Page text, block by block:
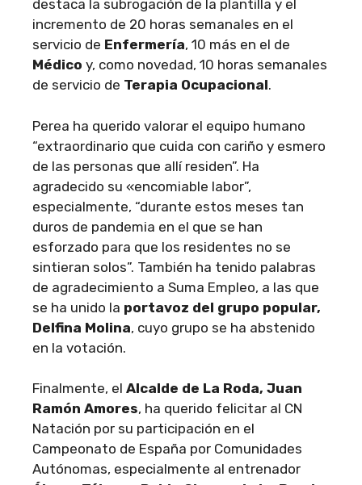
destaca la subrogación de la plantilla y el
incremento de 20 horas semanales en el
servicio de Enfermería, 10 más en el de
Médico y, como novedad, 10 horas semanales
de servicio de Terapia Ocupacional.
Perea ha querido valorar el equipo humano
“extraordinario que cuida con cariño y esmero
de las personas que allí residen”. Ha
agradecido su «encomiable labor”,
especialmente, “durante estos meses tan
duros de pandemia en el que se han
esforzado para que los residentes no se
sintieran solos”. También ha tenido palabras
de agradecimiento a Suma Empleo, a las que
se ha unido la portavoz del grupo popular,
Delfina Molina, cuyo grupo se ha abstenido
en la votación.
Finalmente, el Alcalde de La Roda, Juan
Ramón Amores, ha querido felicitar al CN
Natación por su participación en el
Campeonato de España por Comunidades
Autónomas, especialmente al entrenador